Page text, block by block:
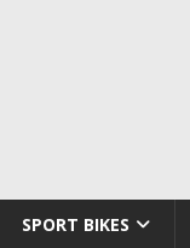
SPORT BIKES